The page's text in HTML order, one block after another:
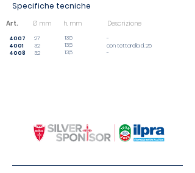
Specifiche tecniche
Art.
4007
4001
4008
Ø mm h. mm Descrizione
27
32
32
13,5
13,5
13,5
-
con tettarella d. 25
-